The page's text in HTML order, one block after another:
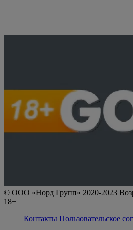
© ООО «Норд Групп» 2020-2023
18+
Контакты Пользовательское